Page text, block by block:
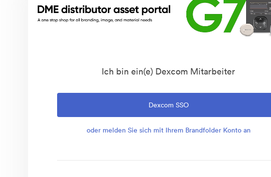
Ich bin ein(e) Dexcom Mitarbeiter
Dexcom SSO
oder melden Sie sich mit Ihrem Brandfolder Konto an